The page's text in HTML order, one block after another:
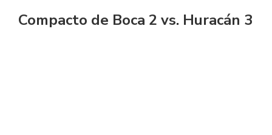
Compacto de Boca 2 vs. Huracán 3